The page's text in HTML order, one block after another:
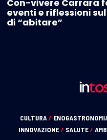
Con-vivere Carrara
eventi e riflessioni
di “abitare”
CULTURA/
INNOVAZIONE/ SALUTE/